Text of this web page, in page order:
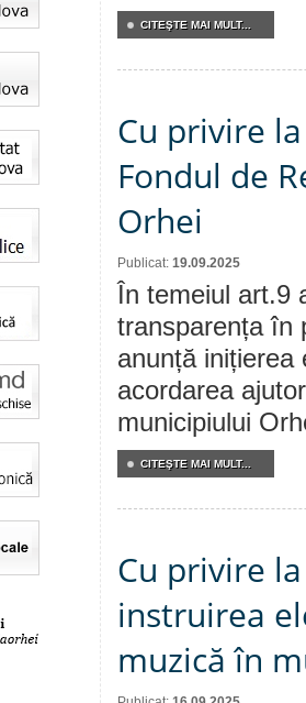
CITEŞTE MAI MULT...
Cu privire
Fondul de
Orhei
Publicat: 19.09.2025
În temeiul art.9
transparența în
anunță inițierea
acordarea
municipiului
CITEŞTE MAI MULT...
Cu privire
instruirea
muzică în